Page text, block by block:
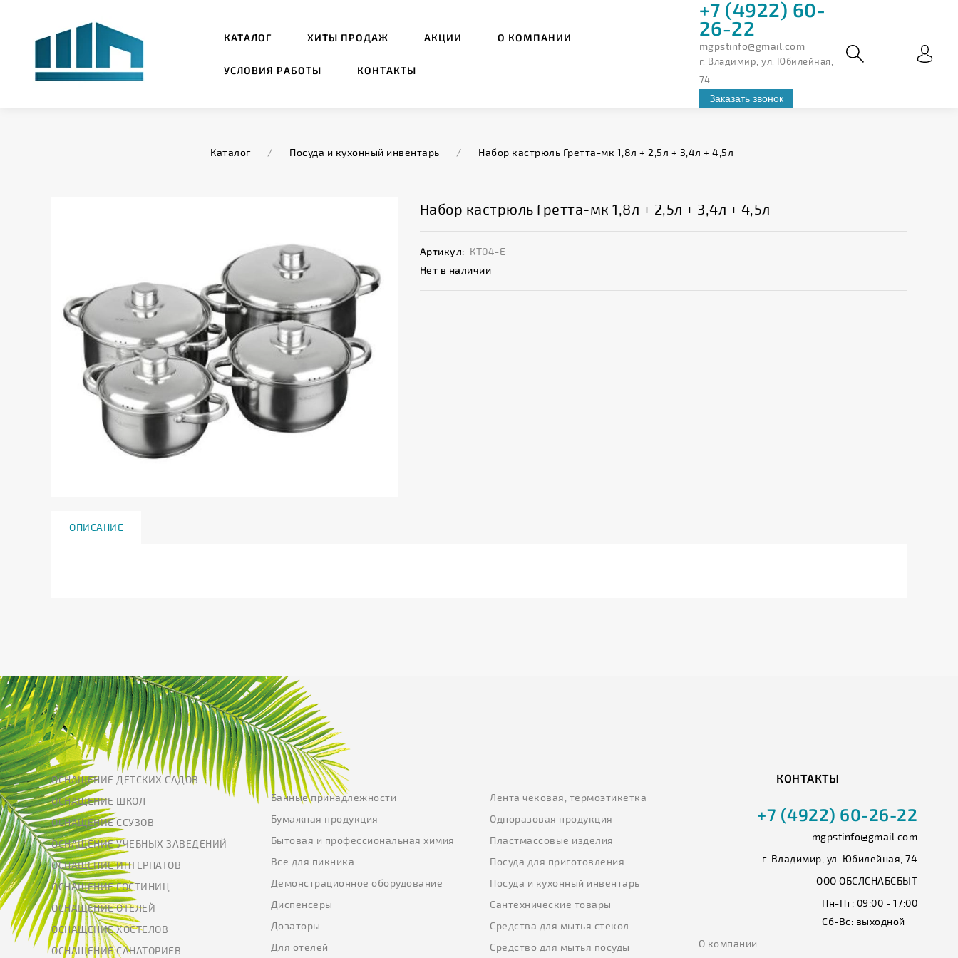
КАТАЛОГ ХИТЫ ПРОДАЖ АКЦИИ О КОМПАНИИ
УСЛОВИЯ РАБОТЫ КОНТАКТЫ
+7 (4922) 60-
26-22
mgpstinfo@gmail.com
г. Владимир, ул. Юбилейная,
74
Заказать звонок
Каталог / Посуда и кухонный инвентарь / Набор кастрюль Гретта-мк 1,8л + 2,5л + 3,4л + 4,5л
Набор кастрюль Гретта-мк 1,8л + 2,5л + 3,4л + 4,5л
Артикул: КТ04-Е
Нет в наличии
ОПИСАНИЕ
ОСНАЩЕНИЕ ДЕТСКИХ САДОВ
ОСНАЩЕНИЕ ШКОЛ
ОСНАЩЕНИЕ ССУЗОВ
ОСНАЩЕНИЕ УЧЕБНЫХ ЗАВЕДЕНИЙ
ОСНАЩЕНИЕ ИНТЕРНАТОВ
ОСНАЩЕНИЕ ГОСТИНИЦ
ОСНАЩЕНИЕ ОТЕЛЕЙ
ОСНАЩЕНИЕ ХОСТЕЛОВ
ОСНАЩЕНИЕ САНАТОРИЕВ
Банные принадлежности
Бумажная продукция
Бытовая и профессиональная химия
Все для пикника
Демонстрационное оборудование
Диспенсеры
Дозаторы
Для отелей
Лента чековая, термоэтикетка
Одноразовая продукция
Пластмассовые изделия
Посуда для приготовления
Посуда и кухонный инвентарь
Сантехнические товары
Средства для мытья стекол
Средство для мытья посуды
КОНТАКТЫ
+7 (4922) 60-26-22
mgpstinfo@gmail.com
г. Владимир, ул. Юбилейная, 74
ООО ОБСЛСНАБСБЫТ
Пн-Пт: 09:00 - 17:00
Сб-Вс: выходной
О компании